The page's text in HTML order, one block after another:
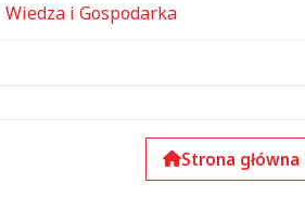
Wiedza i Gospodarka
Strona główna